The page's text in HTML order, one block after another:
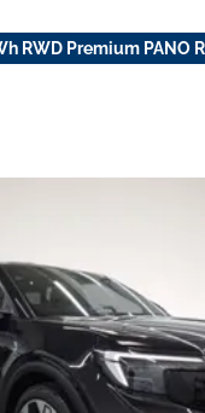
RWD Premium PANO